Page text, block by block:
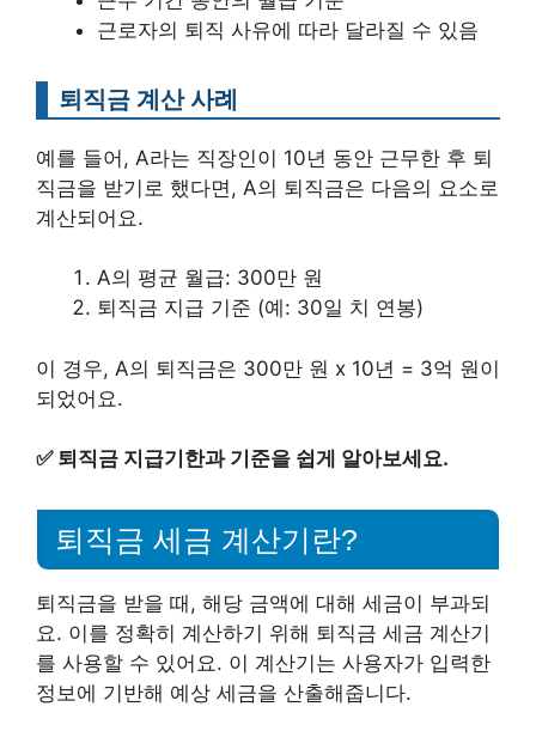
근로자의 퇴직 사유에 따라 달라질 수 있음
퇴직금 계산 사례
예를 들어, A라는 직장인이 10년 동안 근무한 후 퇴
직금을 받기로 했다면, A의 퇴직금은 다음의 요소로
계산되어요.
A의 평균 월급: 300만 원
퇴직금 지급 기준 (예: 30일 치 연봉)
이 경우, A의 퇴직금은 300만 원 x 10년 = 3억 원이
되었어요.
✅ 퇴직금 지급기한과 기준을 쉽게 알아보세요.
퇴직금 세금 계산기란?
퇴직금을 받을 때, 해당 금액에 대해 세금이 부과되
요. 이를 정확히 계산하기 위해 퇴직금 세금 계산기
를 사용할 수 있어요. 이 계산기는 사용자가 입력한
정보에 기반해 예상 세금을 산출해줍니다.